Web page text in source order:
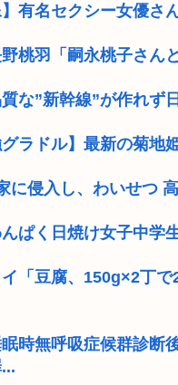
】有名セクシー女優
野桃羽「嗣永桃子さん
な”新幹線”が作れず
グラドル】最新の菊地
に侵入し、わいせつ
んぱく日焼け女子中
イ「豆腐、150g×2丁
眠時無呼吸症候群診